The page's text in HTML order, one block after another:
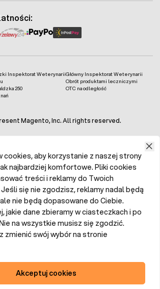
Inspektorat Weterynarii
250
Główny Inspektorat Weterynarii
Obrót produktami leczniczymi
OTC na odległość
Magento, Inc. All rights reserved.
cookies, aby korzystanie z naszej strony
najbardziej komfortowe. Pliki cookies
treści i reklamy do Twoich
się nie zgodzisz, reklamy nadal będą
nie będą dopasowane do Ciebie.
jakie dane zbieramy w ciasteczkach i po
na wszystkie musisz się zgodzić.
zmienić swój wybór na stronie
Akceptuj cookies